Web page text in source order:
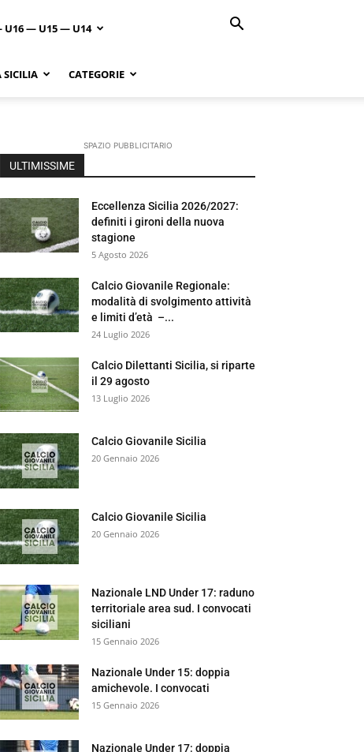
U16 — U15 — U14
SICILIA CATEGORIE
SPAZIO PUBBLICITARIO
ULTIMISSIME
Eccellenza Sicilia 2026/2027:
definiti i gironi della nuova
stagione
5 Agosto 2026
Calcio Giovanile Regionale:
modalità di svolgimento attività
e limiti d’età –...
24 Luglio 2026
Calcio Dilettanti Sicilia, si riparte
il 29 agosto
13 Luglio 2026
Calcio Giovanile Sicilia
20 Gennaio 2026
Calcio Giovanile Sicilia
20 Gennaio 2026
Nazionale LND Under 17: raduno
territoriale area sud. I convocati
siciliani
15 Gennaio 2026
Nazionale Under 15: doppia
amichevole. I convocati
15 Gennaio 2026
Nazionale Under 17: doppia